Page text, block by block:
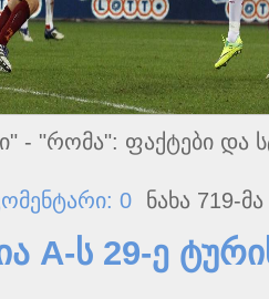
- "რომა": ფაქტები და
0 ნახა 719-
A-ს 29-ე